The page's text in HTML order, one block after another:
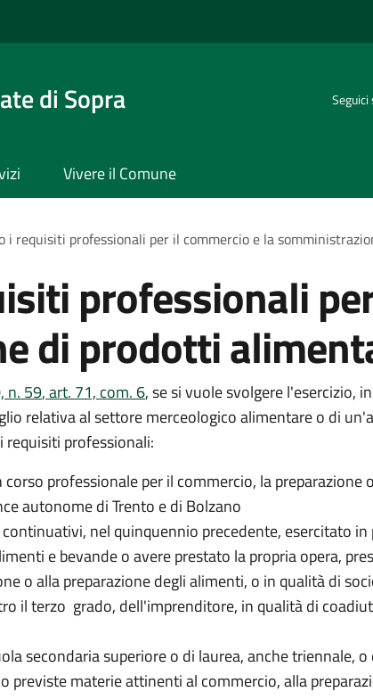
di Sopra Seguici
Vivere il Comune
i requisiti professionali per il commercio e la
professionali
di prodotti
n. 59, art. 71, com. 6, se si vuole svolgere l'esercizio,
relativa al settore merceologico alimentare o di
requisiti professionali:
professionale per il commercio, la
autonome di Trento e di Bolzano
nel quinquennio precedente, esercitato
e bevande o avere prestato la propria opera,
o alla preparazione degli alimenti, o in qualità di
il terzo grado, dell'imprenditore, in qualità di
secondaria superiore o di laurea, anche triennale,
previste materie attinenti al commercio, alla